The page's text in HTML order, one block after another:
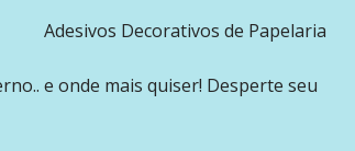
Adesivos Decorativos de Papelaria
e onde mais quiser! Desperte seu